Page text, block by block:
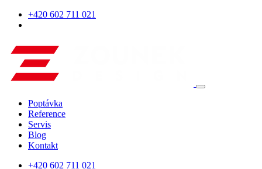
+420 602 711 021
Poptávka
Reference
Servis
Blog
Kontakt
+420 602 711 021